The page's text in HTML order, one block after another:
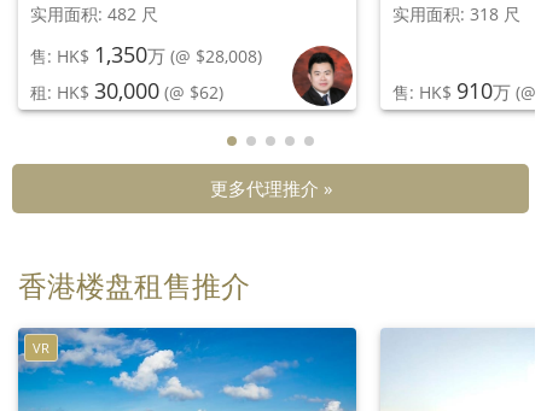
实用面积: 482 尺
售: HK$ 1,350万 (@ $28,008)
租: HK$ 30,000 (@ $62)
实用面积: 318 尺
售: HK$ 910万
更多代理推介 »
香港楼盘租售推介
VR